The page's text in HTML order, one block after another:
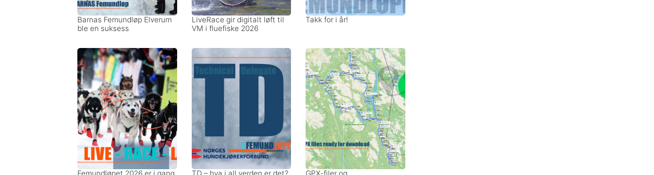
Barnas Femundløp Elverum
ble en suksess
LiveRace gir digitalt løft til
VM i fluefiske 2026
Takk for i år!